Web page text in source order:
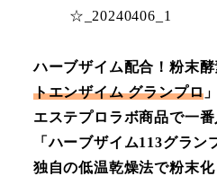
ハーブザイム配合！粉末酵
トエンザイム グランプロ
エステプロラボ商品で一
「ハーブザイム113グラン
独自の低温乾燥法で粉末